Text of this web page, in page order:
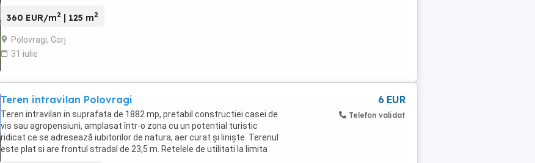
360 EUR/m2 | 125 m2
Polovragi, Gorj
31 iulie
Teren intravilan Polovragi
Teren intravilan in suprafata de 1882 mp, pretabil constructiei casei de
vis sau agropensiuni, amplasat într-o zona cu un potential turistic
ridicat ce se adresează iubitorilor de natura, aer curat și liniște. Terenul
este plat si are frontul stradal de 23,5 m. Retelele de utilitati la limita
6 EUR
Telefon validat